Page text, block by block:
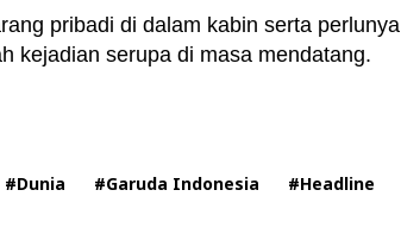
pribadi di dalam kabin serta perlunya
kejadian serupa di masa mendatang.
#Dunia #Garuda Indonesia
#Headline